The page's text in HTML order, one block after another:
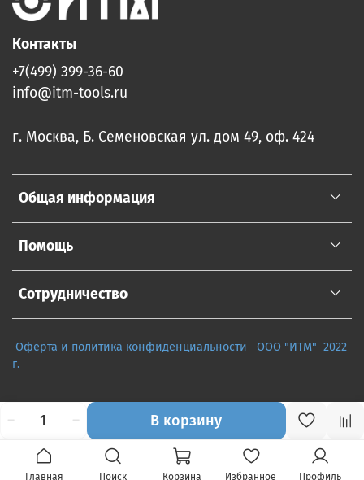
В корзину
Общая информация
Помощь
Сотрудничество
Контакты
+7(499) 399-36-60
info@itm-tools.ru
г. Москва, Б. Семеновская ул. дом 49, оф. 424
Оферта и политика конфиденциальности
ООО "ИТМ" 2022
г.
Главная Поиск Корзина Избранное Профиль